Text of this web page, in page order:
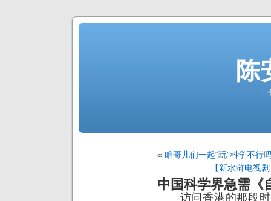
陈
一
« 咱哥儿们一起“玩”科学不行
【新水浒电视
中国科学界急需《
访问香港的那段时